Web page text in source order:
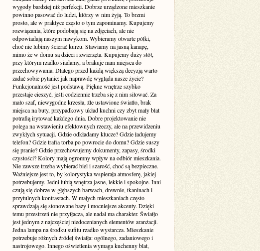
wygody bardziej niż perfekcji. Dobrze urządzone mieszkanie
powinno pasować do ludzi, którzy w nim żyją. To brzmi
prosto, ale w praktyce często o tym zapominamy. Kupujemy
rozwiązania, które podobają się na zdjęciach, ale nie
odpowiadają naszym nawykom. Wybieramy otwarte półki,
choć nie lubimy ścierać kurzu. Stawiamy na jasną kanapę,
mimo że w domu są dzieci i zwierzęta. Kupujemy duży stół,
przy którym rzadko siadamy, a brakuje nam miejsca do
przechowywania. Dlatego przed każdą większą decyzją warto
zadać sobie pytanie: jak naprawdę wygląda nasze życie?
Funkcjonalność jest podstawą. Piękne wnętrze szybko
przestaje cieszyć, jeśli codziennie trzeba się z nim siłować. Za
mało szaf, niewygodne krzesła, źle ustawione światło, brak
miejsca na buty, przypadkowy układ kuchni czy zbyt mały blat
potrafią irytować każdego dnia. Dobre projektowanie nie
polega na wstawieniu efektownych rzeczy, ale na przewidzeniu
zwykłych sytuacji. Gdzie odkładamy klucze? Gdzie ładujemy
telefon? Gdzie trafia torba po powrocie do domu? Gdzie suszy
się pranie? Gdzie przechowujemy dokumenty, zapasy, środki
czystości? Kolory mają ogromny wpływ na odbiór mieszkania.
Nie zawsze trzeba wybierać biel i szarość, choć są bezpieczne.
Ważniejsze jest to, by kolorystyka wspierała atmosferę, jakiej
potrzebujemy. Jedni lubią wnętrza jasne, lekkie i spokojne. Inni
czują się dobrze w głębszych barwach, drewnie, tkaninach i
przytulnych kontrastach. W małych mieszkaniach często
sprawdzają się stonowane bazy i mocniejsze akcenty. Dzięki
temu przestrzeń nie przytłacza, ale nadal ma charakter. Światło
jest jednym z najczęściej niedocenianych elementów aranżacji.
Jedna lampa na środku sufitu rzadko wystarcza. Mieszkanie
potrzebuje różnych źródeł światła: ogólnego, zadaniowego i
nastrojowego. Innego oświetlenia wymaga kuchenny blat,